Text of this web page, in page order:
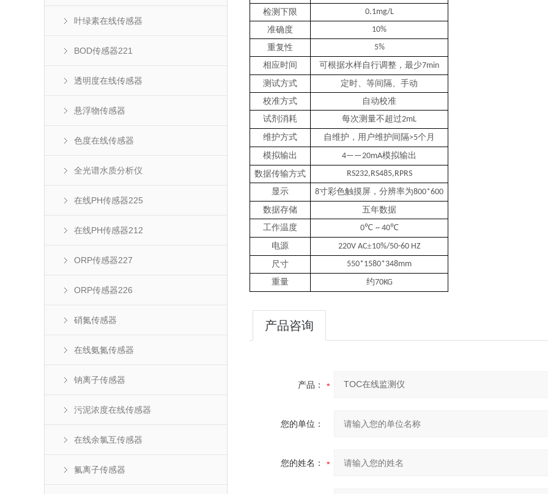
叶绿素在线传感器
BOD传感器221
透明度在线传感器
悬浮物传感器
色度在线传感器
全光谱水质分析仪
在线PH传感器225
在线PH传感器212
ORP传感器227
ORP传感器226
硝氮传感器
在线氨氮传感器
钠离子传感器
污泥浓度在线传感器
在线余氯互传感器
氟离子传感器
检测下限
0.1mg/L
准确度
10%
重复性
5%
相应时间
可根据水样自行调整，最少7min
测试方式
定时、等间隔、手动
校准方式
自动校准
试剂消耗
每次测量不超过2mL
维护方式
自维护，用户维护间隔>5个月
模拟输出
4——20mA模拟输出
数据传输方式
RS232,RS485,RPRS
显示
8寸彩色触摸屏，分辨率为800*600
数据存储
五年数据
工作温度
0℃ ~ 40℃
电源
220V AC±10%/50-60 HZ
尺寸
550*1580*348mm
重量
约70KG
产品咨询
产品：
您的单位：
您的姓名：